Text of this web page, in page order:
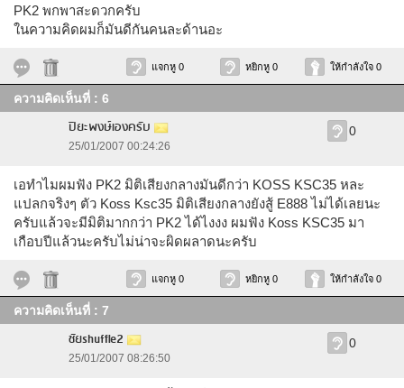
PK2 พกพาสะดวกครับ
ในความคิดผมก็มันดีกันคนละด้านอะ
แจกหู 0 หยิกหู 0 ให้กำลังใจ 0
ความคิดเห็นที่ : 6
ปิยะพงษ์เองครับ
25/01/2007 00:24:26
0
เอทำไมผมฟัง PK2 มิติเสียงกลางมันดีกว่า KOSS KSC35 หละ
แปลกจริงๆ ตัว Koss Ksc35 มิติเสียงกลางยังสู้ E888 ไม่ได้เลยนะ
ครับแล้วจะมีมิติมากกว่า PK2 ได้ไงงง ผมฟัง Koss KSC35 มา
เกือบปีแล้วนะครับไม่น่าจะผิดผลาดนะครับ
แจกหู 0 หยิกหู 0 ให้กำลังใจ 0
ความคิดเห็นที่ : 7
ชัยshuffle2
25/01/2007 08:26:50
0